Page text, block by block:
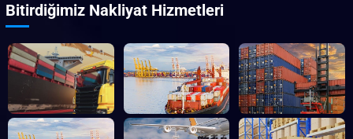
Bitirdiğimiz Nakliyat Hizmetleri